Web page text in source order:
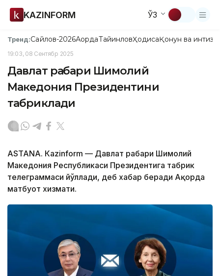
KAZINFORM ЎЗ
Тренд:Сайлов-2026АқордаТайинловҲодисаҚонун ва
19:03, 08 Сентябр 2025
Давлат раҳбари Шимолий
Македония Президентини
табриклади
ASTANА. Кazinform — Давлат раҳбари Шимолий
Македония Республикаси Президентига табрик
телеграммаси йўллади, деб хабар беради Ақорда
матбуот хизмати.